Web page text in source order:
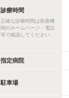
診療時間
正確な診療時間は医療機
関のホームページ・電話
等で確認してください
指定病院
駐車場